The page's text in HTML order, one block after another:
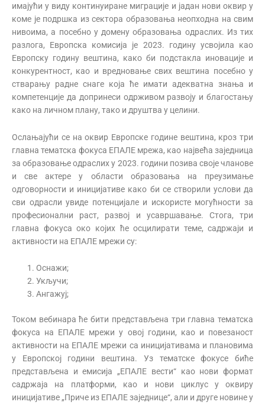
имајући у виду континуиране миграције и јадан нови оквир у
коме је подршка из сектора образовања неопходна на свим
нивоима, а посебно у домену образовања одраслих. Из тих
разлога, Европска комисија је 2023. годину усвојила као
Европску годину вештина, како би подстакла иновације и
конкурентност, као и вредновање свих вештина посебно у
стварању радне снаге која ће имати адекватна знања и
компетенције да допринеси одрживом развоју и благостању
како на личном плану, тако и друштва у целини.
Ослањајући се на оквир Европске године вештина, кроз три
главна тематска фокуса ЕПАЛЕ мрежа, као највећа заједница
за образовање одраслих у 2023. години позива своје чланове
и све актере у области образовања на преузимање
одговорности и иницијативе како би се створили услови да
сви одрасли увиде потенцијале и искористе могућности за
професионални раст, развој и усавршавање. Стога, три
главна фокуса око којих ће осцилирати теме, садржаји и
активности на ЕПАЛЕ мрежи су:
Оснажи;
Укључи;
Ангажуј;
Током вебинара ће бити представљена три главна тематска
фокуса на ЕПАЛЕ мрежи у овој години, као и повезаност
активности на ЕПАЛЕ мрежи са иницијативама и плановима
у Европској години вештина. Уз тематске фокусе биће
представљена и емисија „ЕПАЛЕ вести“ као нови формат
садржаја на платформи, као и нови циклус у оквиру
иницијативе „Приче из ЕПАЛЕ заједнице“, али и друге новине у